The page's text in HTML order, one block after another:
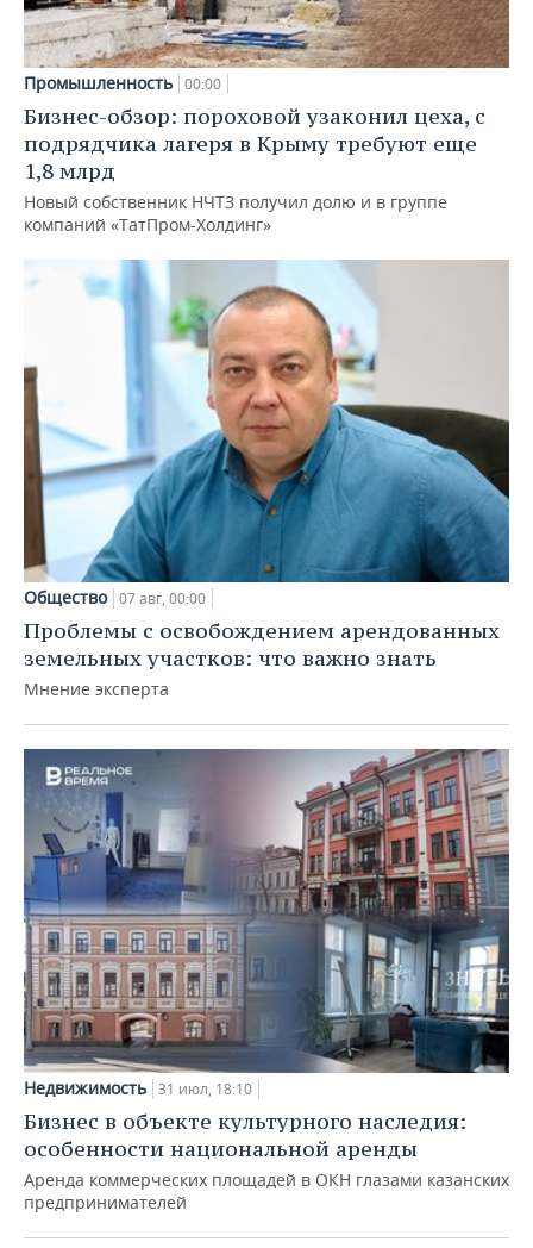
Промышленность 00:00
Бизнес-обзор: пороховой узаконил цеха, с
подрядчика лагеря в Крыму требуют еще
1,8 млрд
Новый собственник НЧТЗ получил долю и в группе
компаний «ТатПром-Холдинг»
Общество 07 авг, 00:00
Проблемы с освобождением арендованных
земельных участков: что важно знать
Мнение эксперта
Недвижимость 31 июл, 18:10
Бизнес в объекте культурного наследия:
особенности национальной аренды
Аренда коммерческих площадей в ОКН глазами казанских
предпринимателей